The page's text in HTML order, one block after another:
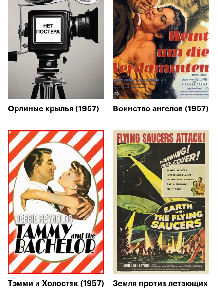
Орлиные крылья (1957) Воинство ангелов (1957)
Тэмми и Холостяк (1957)
Земля против летающих